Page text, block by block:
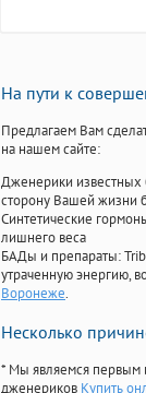
На пути к
Предлагаем Вам
на нашем сайте:
Дженерики известных
сторону Вашей жизни
Синтетические
лишнего веса
БАДы и препараты:
утраченную энергию,
Воронеже.
Несколько
* Мы являемся первым
дженериков Купить